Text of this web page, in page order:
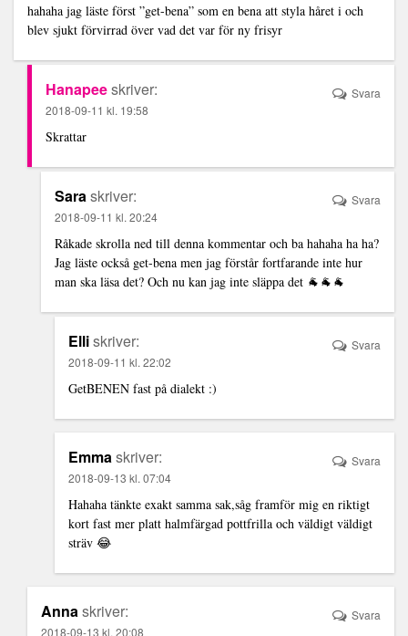
hahaha jag läste först ”get-bena” som en bena att styla håret i och
blev sjukt förvirrad över vad det var för ny frisyr
Hanapeeskriver:
2018-09-11 kl. 19:58
Skrattar
Svara
Saraskriver:
2018-09-11 kl. 20:24
Råkade skrolla ned till denna kommentar och ba hahaha ha ha?
Jag läste också get-bena men jag förstår fortfarande inte hur
man ska läsa det? Och nu kan jag inte släppa det 🐐🐐🐐
Svara
Elliskriver:
2018-09-11 kl. 22:02
GetBENEN fast på dialekt :)
Svara
Emmaskriver:
2018-09-13 kl. 07:04
Hahaha tänkte exakt samma sak,såg framför mig en riktigt
kort fast mer platt halmfärgad pottfrilla och väldigt väldigt
sträv 😂
Svara
Annaskriver:
2018-09-13 kl. 20:08
Svara